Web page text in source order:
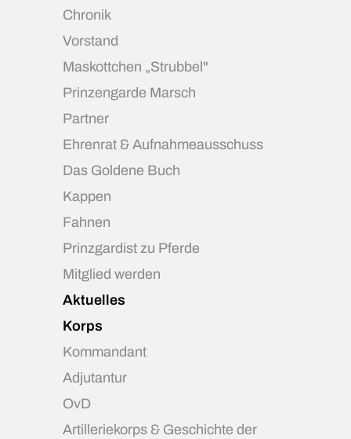
Chronik
Vorstand
Maskottchen „Strubbel"
Prinzengarde Marsch
Partner
Ehrenrat & Aufnahmeausschuss
Das Goldene Buch
Kappen
Fahnen
Prinzgardist zu Pferde
Mitglied werden
Aktuelles
Korps
Kommandant
Adjutantur
OvD
Artilleriekorps & Geschichte der